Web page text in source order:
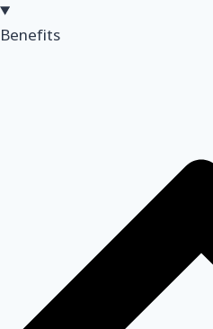
Benefits